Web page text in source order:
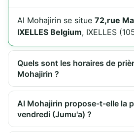
Al Mohajirin se situe 72,rue
IXELLES Belgium, IXELLES
Quels sont les horaires de
Mohajirin ?
Al Mohajirin propose-t-elle la
vendredi (Jumu'a) ?